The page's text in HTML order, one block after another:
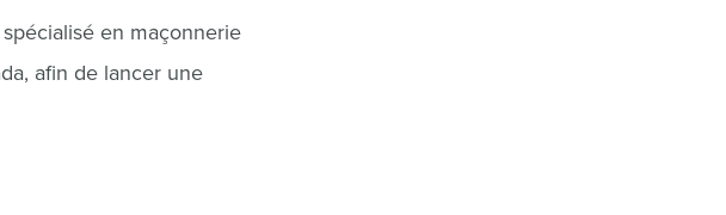
en maçonnerie
afin de lancer une